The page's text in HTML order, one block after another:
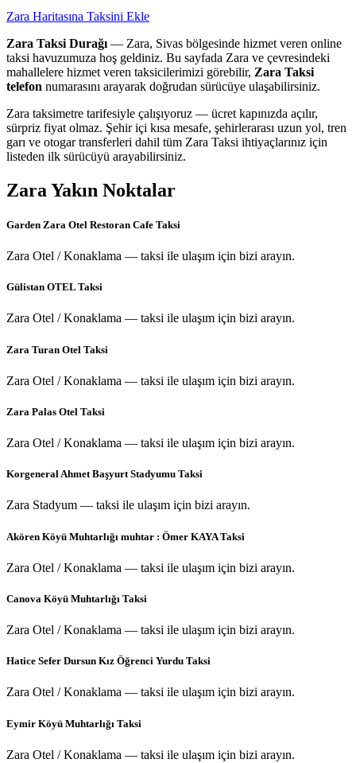
Zara Haritasına Taksini Ekle
Zara Taksi Durağı — Zara, Sivas bölgesinde hizmet veren online
taksi havuzumuza hoş geldiniz. Bu sayfada Zara ve çevresindeki
mahallelere hizmet veren taksicilerimizi görebilir, Zara Taksi
telefon numarasını arayarak doğrudan sürücüye ulaşabilirsiniz.
Zara taksimetre tarifesiyle çalışıyoruz — ücret kapınızda açılır,
sürpriz fiyat olmaz. Şehir içi kısa mesafe, şehirlerarası uzun yol, tren
garı ve otogar transferleri dahil tüm Zara Taksi ihtiyaçlarınız için
listeden ilk sürücüyü arayabilirsiniz.
Zara Yakın Noktalar
Garden Zara Otel Restoran Cafe Taksi
Zara Otel / Konaklama — taksi ile ulaşım için bizi arayın.
Gülistan OTEL Taksi
Zara Otel / Konaklama — taksi ile ulaşım için bizi arayın.
Zara Turan Otel Taksi
Zara Otel / Konaklama — taksi ile ulaşım için bizi arayın.
Zara Palas Otel Taksi
Zara Otel / Konaklama — taksi ile ulaşım için bizi arayın.
Korgeneral Ahmet Başyurt Stadyumu Taksi
Zara Stadyum — taksi ile ulaşım için bizi arayın.
Akören Köyü Muhtarlığı muhtar : Ömer KAYA Taksi
Zara Otel / Konaklama — taksi ile ulaşım için bizi arayın.
Canova Köyü Muhtarlığı Taksi
Zara Otel / Konaklama — taksi ile ulaşım için bizi arayın.
Hatice Sefer Dursun Kız Öğrenci Yurdu Taksi
Zara Otel / Konaklama — taksi ile ulaşım için bizi arayın.
Eymir Köyü Muhtarlığı Taksi
Zara Otel / Konaklama — taksi ile ulaşım için bizi arayın.